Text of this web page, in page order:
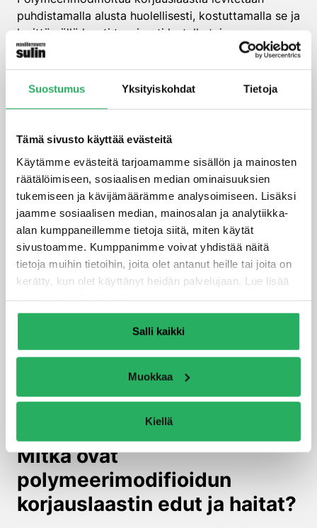
Suostumus Yksityiskohdat Tietoja
Tämä sivusto käyttää evästeitä
Käytämme evästeitä tarjoamamme sisällön ja mainosten
räätälöimiseen, sosiaalisen median ominaisuuksien
tukemiseen ja kävijämäärämme analysoimiseen. Lisäksi
jaamme sosiaalisen median, mainosalan ja analytiikka-
alan kumppaneillemme tietoja siitä, miten käytät
sivustoamme. Kumppanimme voivat yhdistää näitä
tietoja muihin tietoihin, joita olet antanut heille tai joita on
kerätty, kun olet käyttänyt heidän palvelujaan. Lue lisää
Salli kaikki
Muokkaa
Kiellä
puhdistamalla alusta huolellisesti, kostuttamalla se ja
levittämällä laasti tasaisesti lastalla tai
ruiskuttamalla. Oikea alustan valmistelu on kriittistä
onnistuneen korjauksen kannalta.
Ensimmäinen vaihe on alustan perusteellinen
puhdistus irtonaisen betonin, pölyn ja lian
hiekkapuhalluksella, hiomalla tai painepesurilla.
Seuraavaksi alusta kostutetaan vedellä, mutta
vältetään liiallista märkyyttä, joka voi heikentää
tarttuvuutta.
Laastin sekoitus tulee tehdä valmistajan ohjeiden
mukaisesti, yleensä sähkösekoittimella tasaisen
koostumuksen saavuttamiseksi. Levitys tapahtuu
kerroksittain, ja paksu kerros voidaan joutua
rajallinen, joten työ tulee suunnitella huolellisesti
Jälkihoito on yhtä tärkeää: korjattu pinta tulee
suojata kuivumiselta ensimmäisten päivien ajan
varmistaa optimaalisen lujuuden kehittymisen ja
estää halkeamien syntymisen.
Mitkä ovat
polymeerimodifioidun
korjauslaastin edut ja haitat?